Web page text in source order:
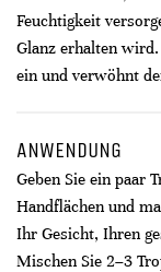
Feuchtigkeit
Glanz erhalten
ein und verwöhnt
ANWENDUNG
Geben Sie ein paar
Handflächen und
Ihr Gesicht, Ihren
Mischen Sie 2–3